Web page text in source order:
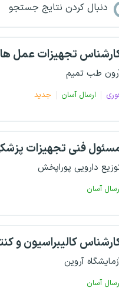
دنبال کردن نتایج جستجو
تجهیزات عمل
طب تمیم
ارسال آسان جدید
فنی تجهیزات
دارویی پوراپخش
آسان
کالیبراسیون و
آروین
آسان